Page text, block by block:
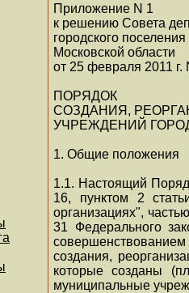
Приложение N 1
к решению Совета
городского
Московской области
от 25 февраля 2011 г.
ПОРЯДОК
СОЗДАНИЯ,
УЧРЕЖДЕНИЙ
1. Общие положения
1.1. Настоящий
16, пунктом 2
организациях",
31 Федерального
создания,
которые созданы
муниципальные